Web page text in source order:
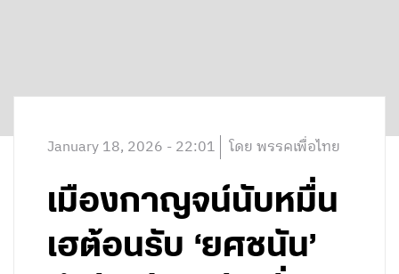
January 18, 2026 - 22:01 โดย พรรคเพื่อไทย
เมืองกาญจน์นับหมื่น
เฮต้อนรับ ‘ยศชนัน’